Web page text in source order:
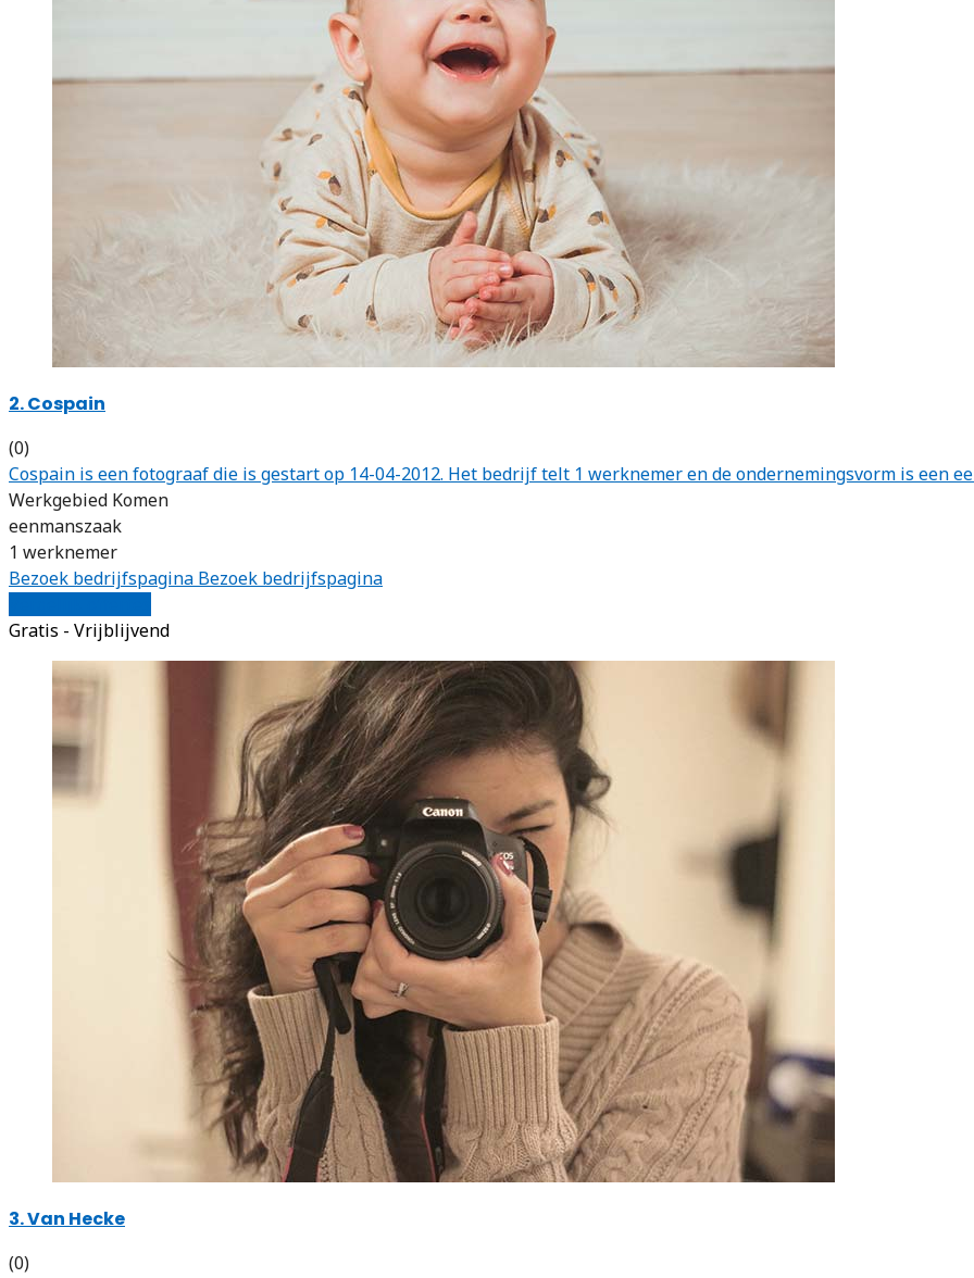
2. Cospain
(0)
Cospain is een fotograaf die is gestart op 14-04-2012. Het bedrijf telt 1 werknemer en de ondernemingsvorm is een
Werkgebied Komen
eenmanszaak
1 werknemer
Bezoek bedrijfspagina Bezoek bedrijfspagina
Gratis - Vrijblijvend
3. Van Hecke
(0)